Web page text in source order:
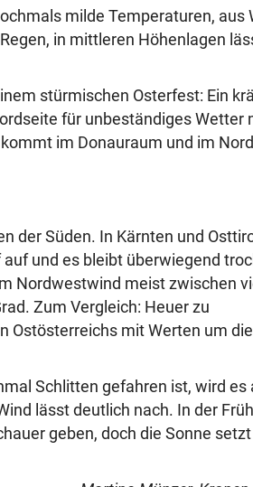
milde Temperaturen, aus
in mittleren Höhenlagen
stürmischen Osterfest: Ein
für unbeständiges Wetter
im Donauraum und im
der Süden. In Kärnten und
und es bleibt überwiegend
Nordwestwind meist zwischen
Zum Vergleich: Heuer zu
Ostösterreichs mit Werten um
Schlitten gefahren ist, wird es
lässt deutlich nach. In der
geben, doch die Sonne